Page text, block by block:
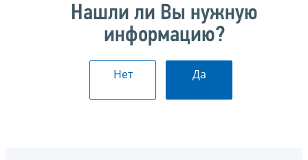
Нашли ли Вы нужную
информацию?
Нет Да